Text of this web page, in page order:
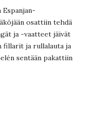
Espanjan-
osattiin tehdä
ja -vaatteet jäivät
fillarit ja rullalauta ja
sentään pakattiin